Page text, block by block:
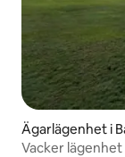
Ägarlägenhet i
Vacker